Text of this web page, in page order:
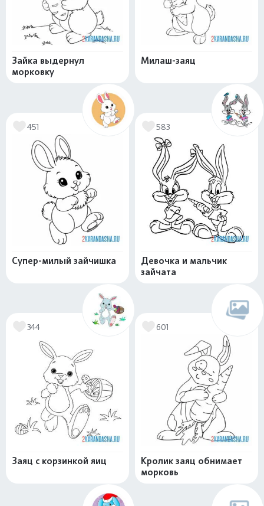
Зайка выдернул
морковку
Милаш-заяц
451
Супер-милый зайчишка
583
Девочка и мальчик
зайчата
344
Заяц с корзинкой яиц
601
Кролик заяц обнимает
морковь